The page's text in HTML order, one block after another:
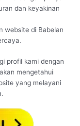
dan keyakinan
website di Babelan
profil kami dengan
mengetahui
yang melayani